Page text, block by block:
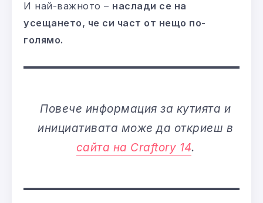
И най-важното – наслади се на
усещането, че си част от нещо по-
голямо.
Повече информация за кутията и
инициативата може да откриеш в
сайта на Craftory 14.